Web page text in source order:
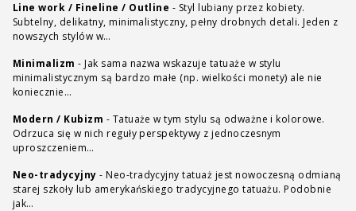
Line work / Fineline / Outline - Styl lubiany przez kobiety.
Subtelny, delikatny, minimalistyczny, pełny drobnych detali. Jeden z
nowszych stylów w…
Minimalizm - Jak sama nazwa wskazuje tatuaże w stylu
minimalistycznym są bardzo małe (np. wielkości monety) ale nie
koniecznie…
Modern / Kubizm - Tatuaże w tym stylu są odważne i kolorowe.
Odrzuca się w nich reguły perspektywy z jednoczesnym
uproszczeniem…
Neo-tradycyjny - Neo-tradycyjny tatuaż jest nowoczesną odmianą
starej szkoły lub amerykańskiego tradycyjnego tatuażu. Podobnie
jak…